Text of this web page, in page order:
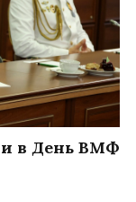
в День ВМФ